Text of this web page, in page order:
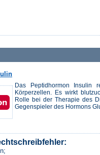
Das Peptidhormon Insulin
Körperzellen. Es wirkt
Rolle bei der Therapie des
Gegenspieler des Hormons